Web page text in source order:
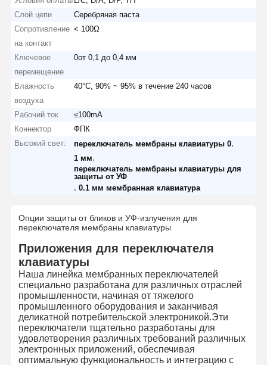
Слой цепи
Серебряная паста
Сопротивление
на контакт
< 100Ω
Ключевое
перемещение
0от 0,1 до 0,4 мм
Влажность
воздуха
40°C, 90% ~ 95% в течение 240 часов
Рабочий ток
≤100mA
Коннектор
ФПК
Высокий свет:
переключатель мембраны клавиатуры 0
1 мм
переключатель мембраны клавиатуры для
защиты от УФ
,0.1 мм мембранная клавиатура
Опции защиты от бликов и УФ-излучения для
переключателя мембраны клавиатуры
Приложения для переключателя
клавиатуры
Наша линейка мембранных переключателей
специально разработана для различных отраслей
промышленности, начиная от тяжелого
промышленного оборудования и заканчивая
деликатной потребительской электроникой.Эти
переключатели тщательно разработаны для
удовлетворения различных требований различных
электронных приложений, обеспечивая
оптимальную функциональность и интеграцию с